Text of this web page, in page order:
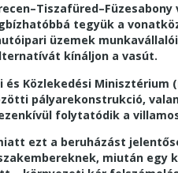
tegyük a
üzemek
kínáljon a vasút.
Közlekedési Minisztérium
pályarekonstrukció,
folytatódik a
ezt a beruházást
miután egy